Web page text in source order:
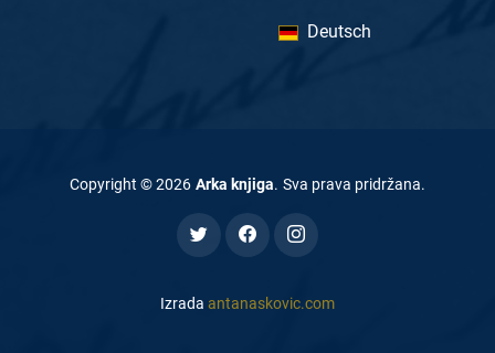
Deutsch
Copyright ©2026 Arka knjiga. Sva prava pridržana.
Izrada antanaskovic.com